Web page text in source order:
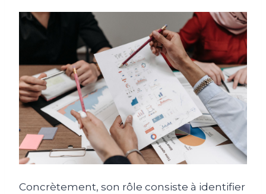
Concrètement, son rôle consiste à identifier